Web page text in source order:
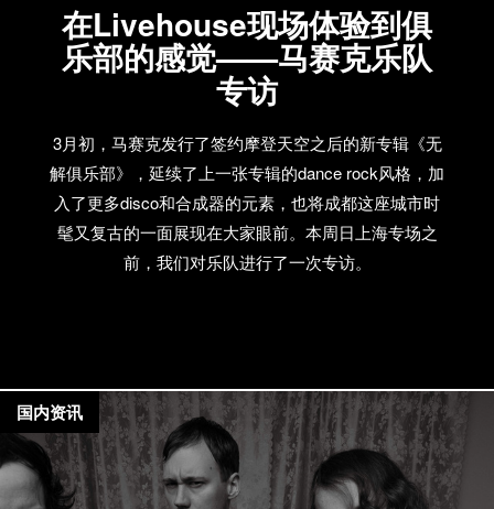
在Livehouse现场体验到俱
乐部的感觉——马赛克乐队
专访
3月初，马赛克发行了签约摩登天空之后的新专辑《无
解俱乐部》，延续了上一张专辑的dance rock风格，加
入了更多disco和合成器的元素，也将成都这座城市时
髦又复古的一面展现在大家眼前。本周日上海专场之
前，我们对乐队进行了一次专访。
国内资讯